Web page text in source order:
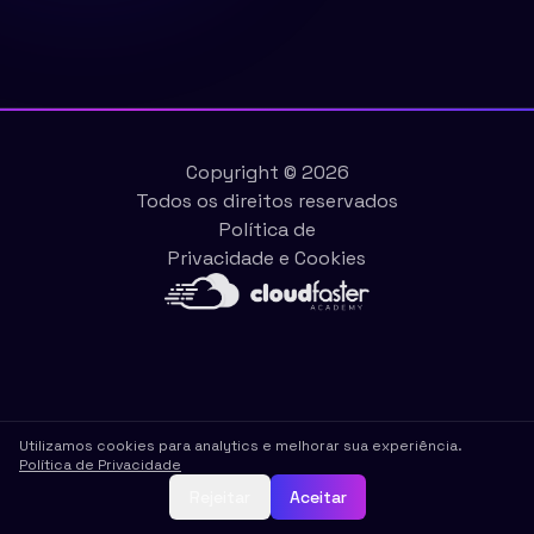
Copyright © 2026
Todos os direitos reservados
Política de
Privacidade e Cookies
Utilizamos cookies para analytics e melhorar sua experiência.
Política de Privacidade
Aceitar